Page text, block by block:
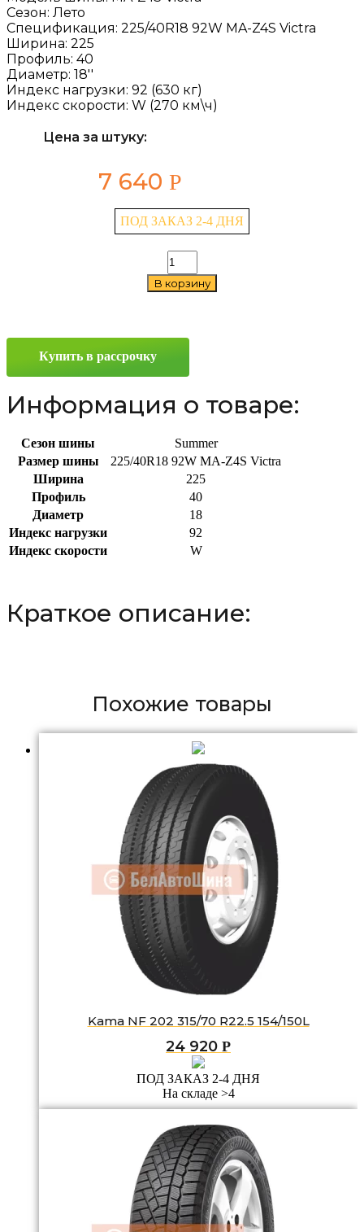
Сезон: Лето
Спецификация: 225/40R18 92W MA-Z4S Victra
Ширина: 225
Профиль: 40
Диаметр: 18''
Индекс нагрузки: 92 (630 кг)
Индекс скорости: W (270 км\ч)
Цена за штуку:
7 640 Р
ПОД ЗАКАЗ 2-4 ДНЯ
Количество
товара
Maxxis
225/40
92W
В корзину
Купить в рассрочку
Информация о товаре:
Сезон шины
Summer
Размер шины
225/40R18 92W MA-Z4S Victra
Ширина
225
Профиль
40
Диаметр
18
Индекс нагрузки
92
Индекс скорости
W
Краткое описание:
Похожие товары
Kama NF 202 315/70 R22.5 154/150L
24 920 Р
ПОД ЗАКАЗ 2-4 ДНЯ
На складе >4